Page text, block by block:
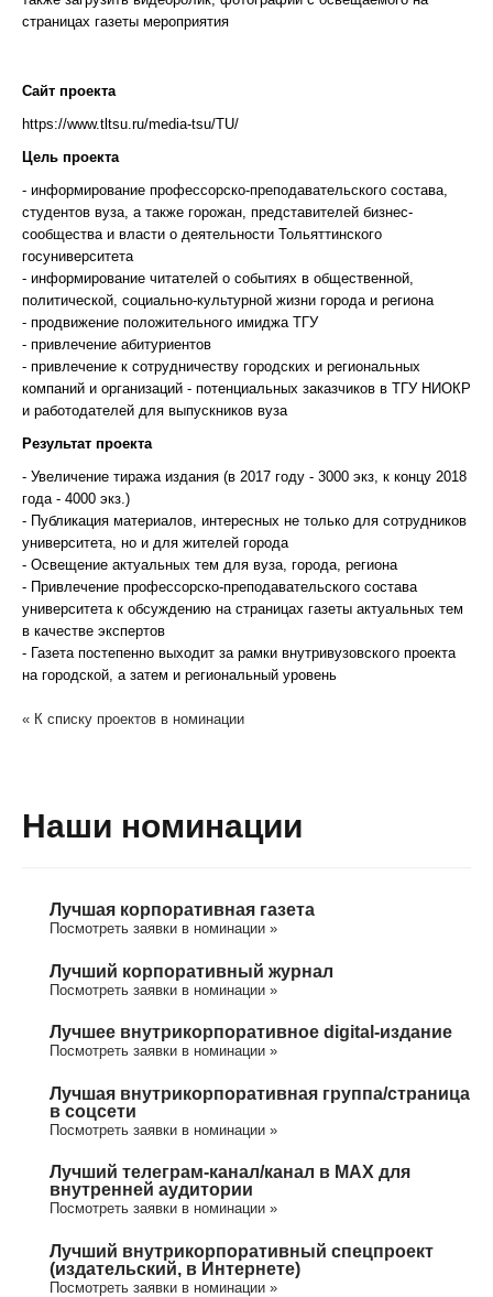
страницах газеты мероприятия
Сайт проекта
https://www.tltsu.ru/media-tsu/TU/
Цель проекта
- информирование профессорско-преподавательского состава,
студентов вуза, а также горожан, представителей бизнес-
сообщества и власти о деятельности Тольяттинского
госуниверситета
- информирование читателей о событиях в общественной,
политической, социально-культурной жизни города и региона
- продвижение положительного имиджа ТГУ
- привлечение абитуриентов
- привлечение к сотрудничеству городских и региональных
компаний и организаций - потенциальных заказчиков в ТГУ НИОКР
и работодателей для выпускников вуза
Результат проекта
- Увеличение тиража издания (в 2017 году - 3000 экз, к концу 2018
года - 4000 экз.)
- Публикация материалов, интересных не только для сотрудников
университета, но и для жителей города
- Освещение актуальных тем для вуза, города, региона
- Привлечение профессорско-преподавательского состава
университета к обсуждению на страницах газеты актуальных тем
в качестве экспертов
- Газета постепенно выходит за рамки внутривузовского проекта
на городской, а затем и региональный уровень
« К списку проектов в номинации
Наши номинации
Лучшая корпоративная газета
Посмотреть заявки в номинации »
Лучший корпоративный журнал
Посмотреть заявки в номинации »
Лучшее внутрикорпоративное digital-издание
Посмотреть заявки в номинации »
Лучшая внутрикорпоративная группа/cтраница
в соцсети
Посмотреть заявки в номинации »
Лучший телеграм-канал/канал в МАХ для
внутренней аудитории
Посмотреть заявки в номинации »
Лучший внутрикорпоративный спецпроект
(издательский, в Интернете)
Посмотреть заявки в номинации »